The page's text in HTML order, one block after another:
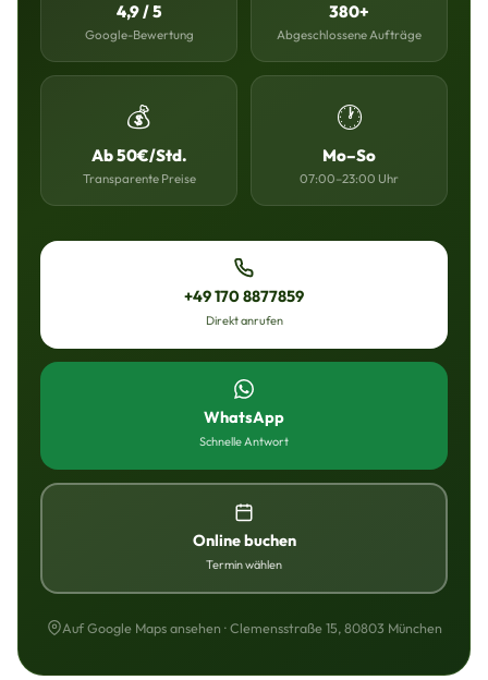
4,9 / 5
Google-Bewertung
380+
Abgeschlossene Aufträge
💰
Ab 50€/Std.
Transparente Preise
🕐
Mo–So
07:00–23:00 Uhr
+49 170 8877859
Direkt anrufen
WhatsApp
Schnelle Antwort
Online buchen
Termin wählen
Auf Google Maps ansehen · Clemensstraße 15, 80803 München